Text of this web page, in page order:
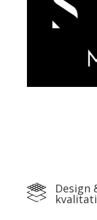
Design